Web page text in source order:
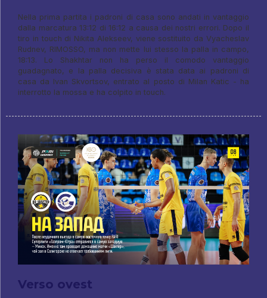
Nella prima partita i padroni di casa sono andati in vantaggio
dalla marcatura 13:12 di 16:12 a causa dei nostri errori. Dopo il
tiro in touch di Nikita Alekseev, viene sostituito da Vyacheslav
Rudnev, RIMOSSO, ma non mette lui stesso la palla in campo,
18:13. Lo Shakhtar non ha perso il comodo vantaggio
guadagnato, e la palla decisiva è stata data ai padroni di
casa da Ivan Skvortsov, entrato al posto di Milan Katic - ha
interrotto la mossa e ha colpito in touch.
Verso ovest